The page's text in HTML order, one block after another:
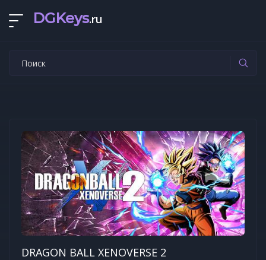
DGKeys.ru
DRAGON BALL XENOVERSE 2